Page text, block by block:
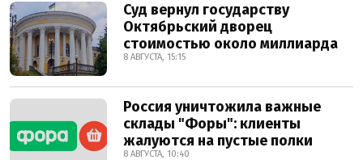
Суд вернул государству
Октябрьский дворец
стоимостью около миллиарда
8 АВГУСТА, 15:15
Россия уничтожила важные
склады "Форы": клиенты
жалуются на пустые полки
8 АВГУСТА, 10:40